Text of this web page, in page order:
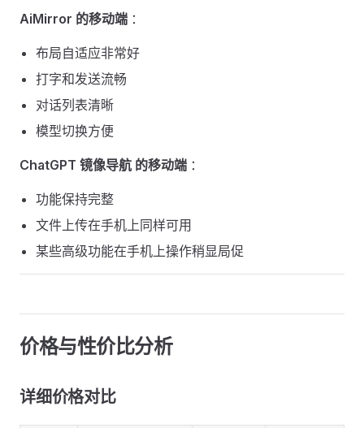
AiMirror 的移动端 ：
布局自适应非常好
打字和发送流畅
对话列表清晰
模型切换方便
ChatGPT 镜像导航 的移动端 ：
功能保持完整
文件上传在手机上同样可用
某些高级功能在手机上操作稍显局促
价格与性价比分析 ​
详细价格对比 ​